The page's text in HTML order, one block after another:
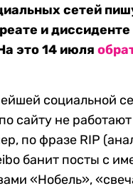
сетей
и
это 14 июля
социальной
сайту не работают
по фразе RIP
банит посты с
«Нобель»,